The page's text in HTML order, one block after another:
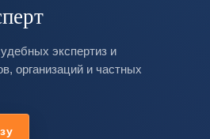
экспертиз и
организаций и частных